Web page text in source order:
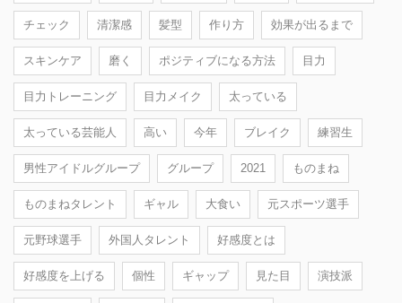
チェック 清潔感 髪型 作り方 効果が出るまで
スキンケア 磨く ポジティブになる方法 目力
目力トレーニング 目力メイク 太っている
太っている芸能人 高い 今年 ブレイク 練習生
男性アイドルグループ グループ 2021 ものまね
ものまねタレント ギャル 大食い 元スポーツ選手
元野球選手 外国人タレント 好感度とは
好感度を上げる 個性 ギャップ 見た目 演技派